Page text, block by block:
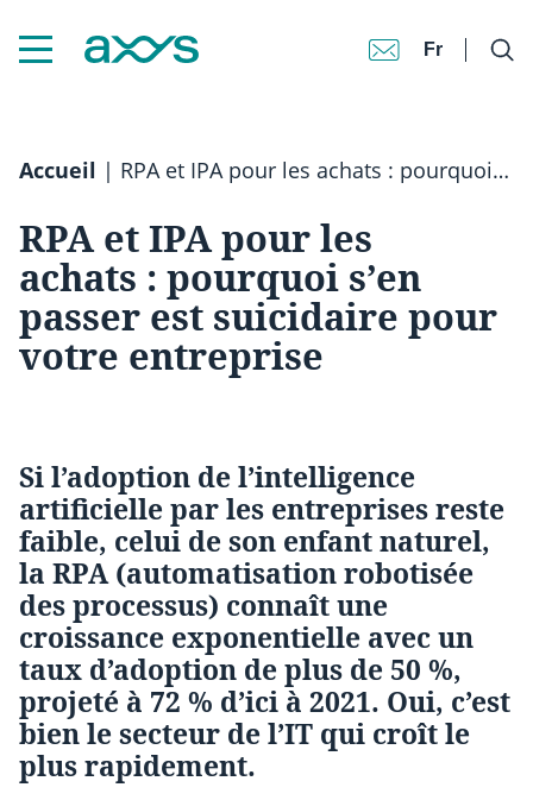
Fr
Accueil | RPA et IPA pour les achats : pourquoi s’en passer est suicidaire pour votre entreprise
RPA et IPA pour les
achats : pourquoi s’en
passer est suicidaire pour
votre entreprise
Si l’adoption de l’intelligence
artificielle par les entreprises reste
faible, celui de son enfant naturel,
la RPA (automatisation robotisée
des processus) connaît une
croissance exponentielle avec un
taux d’adoption de plus de 50 %,
projeté à 72 % d’ici à 2021. Oui, c’est
bien le secteur de l’IT qui croît le
plus rapidement.